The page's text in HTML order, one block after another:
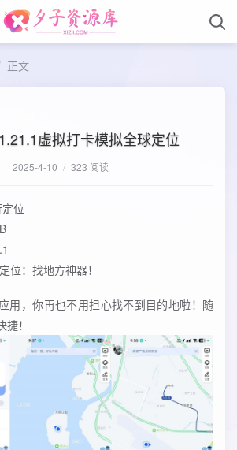
正文
虚拟打卡模拟全球定位
2025-4-10 / 323 阅读
定位
位：找地方神器！
用，你再也不用担心找不到目的地啦！随
！